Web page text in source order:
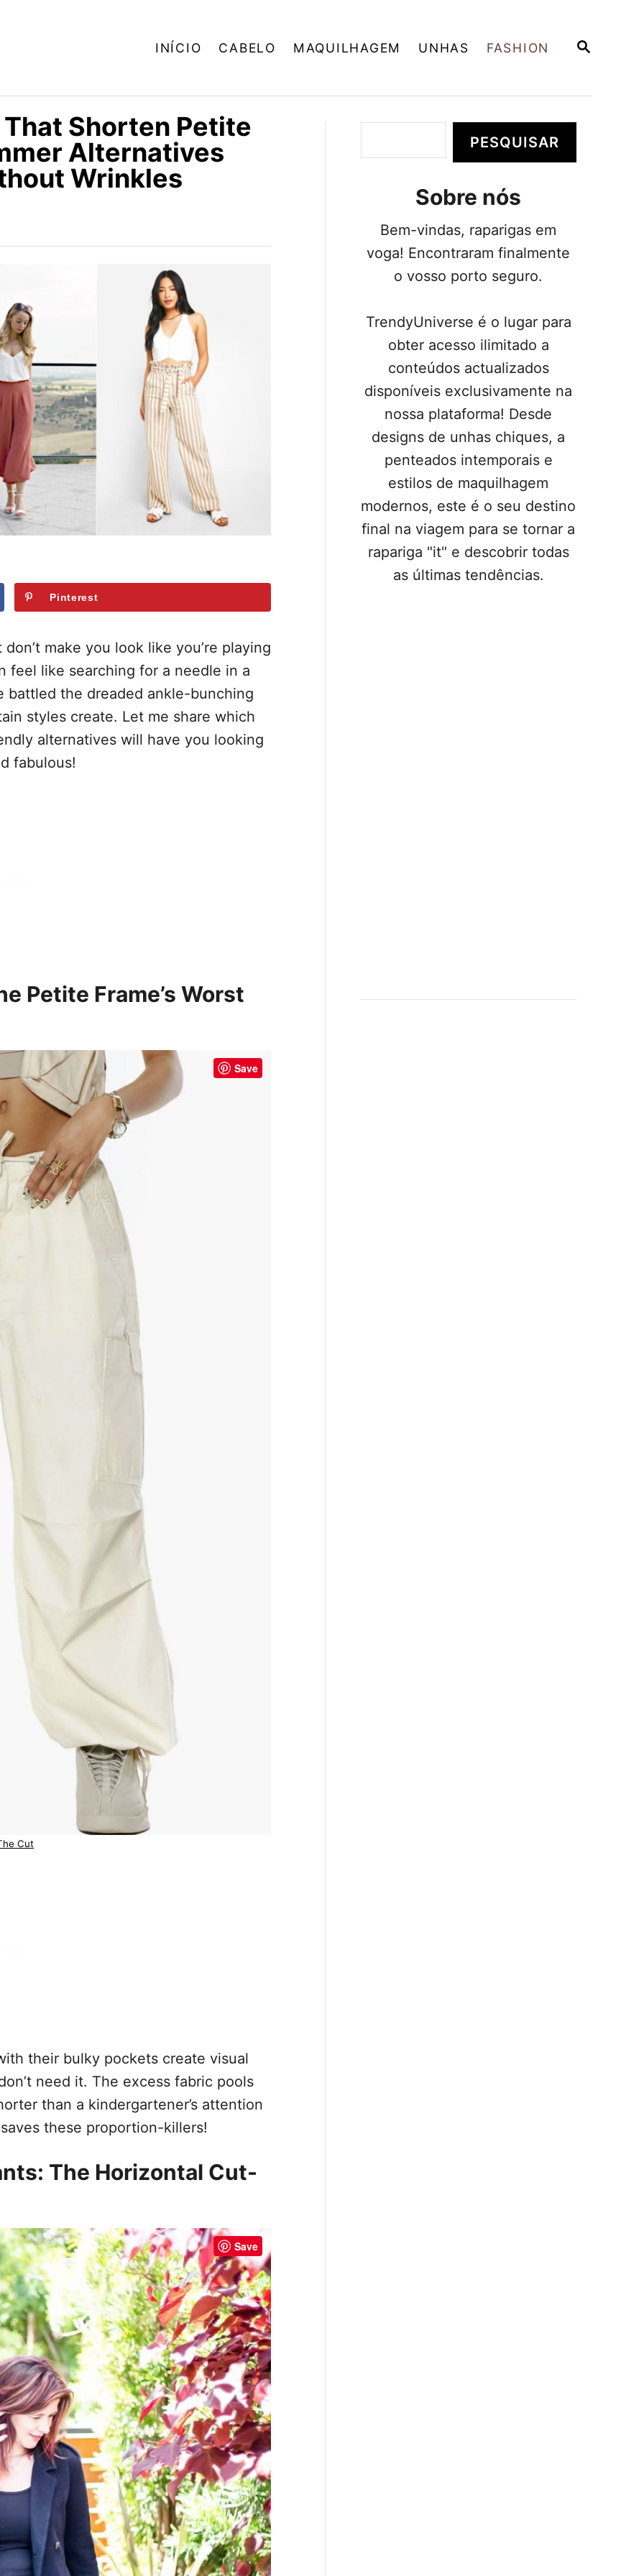
P
U
R
INÍCIO CABELO MAQUILHAGEM UNHAS FASHION
Shorten Petite
Alternatives
Wrinkles
Pinterest
make you look like you’re playing
feel like searching for a needle in a
battled the dreaded ankle-bunching
styles create. Let me share which
alternatives will have you looking
fabulous!
Petite Frame’s Worst
Save
Cut
their bulky pockets create visual
need it. The excess fabric pools
than a kindergartener’s attention
these proportion-killers!
The Horizontal Cut-
Save
e
PESQUISAR
Sobre nós
Bem-vindas, raparigas em
voga! Encontraram finalmente
o vosso porto seguro.
TrendyUniverse é o lugar para
obter acesso ilimitado a
conteúdos actualizados
disponíveis exclusivamente na
nossa plataforma! Desde
designs de unhas chiques, a
penteados intemporais e
estilos de maquilhagem
modernos, este é o seu destino
final na viagem para se tornar a
rapariga "it" e descobrir todas
as últimas tendências.